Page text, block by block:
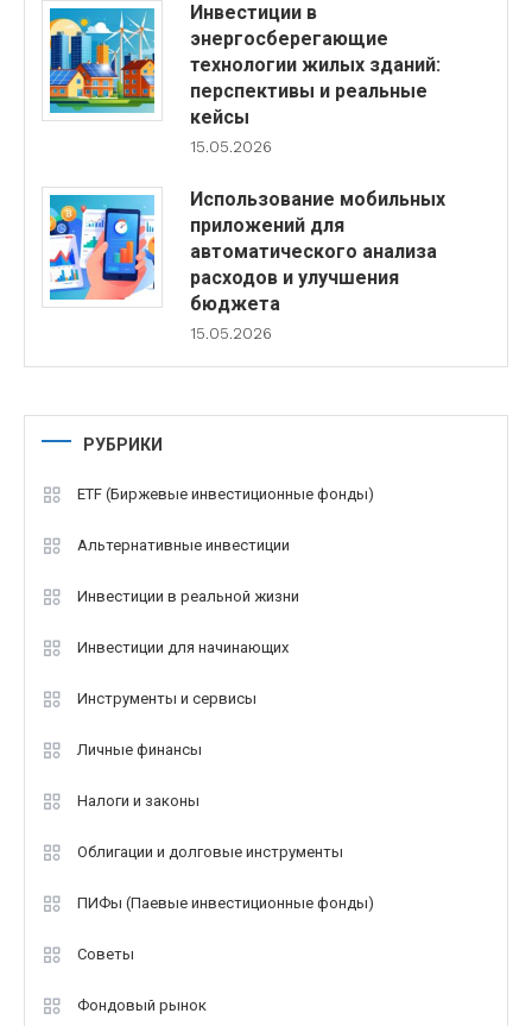
Инвестиции в
энергосберегающие
технологии жилых зданий:
перспективы и реальные
кейсы
15.05.2026
Использование мобильных
приложений для
автоматического анализа
расходов и улучшения
бюджета
15.05.2026
РУБРИКИ
ETF (Биржевые инвестиционные фонды)
Альтернативные инвестиции
Инвестиции в реальной жизни
Инвестиции для начинающих
Инструменты и сервисы
Личные финансы
Налоги и законы
Облигации и долговые инструменты
ПИФы (Паевые инвестиционные фонды)
Советы
Фондовый рынок